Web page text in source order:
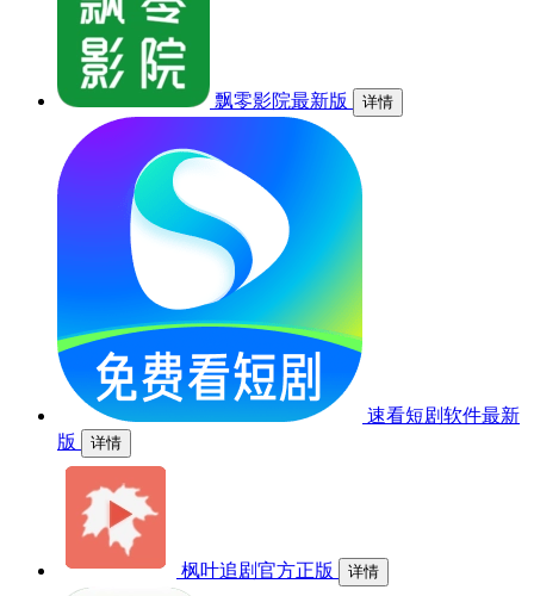
飘零影院最新版 详情
速看短剧软件最新
版
详情
枫叶追剧官方正版 详情